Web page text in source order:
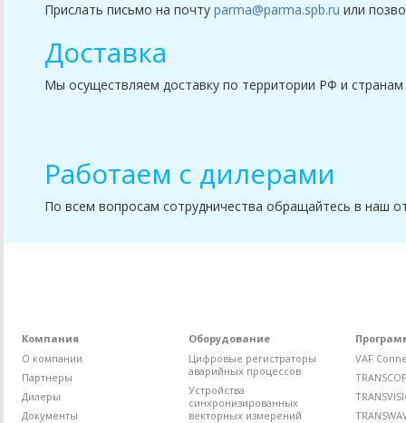
Прислать письмо на почту parma@parma.spb.ru или
Доставка
Мы осуществляем доставку по территории РФ и
Работаем с дилерами
По всем вопросам сотрудничества обращайтесь в наш
Компания
О компании
Партнеры
Дилеры
Документы
Оборудование
Цифровые регистраторы
аварийных процессов
Устройства
синхронизированных
векторных измерений
VAF